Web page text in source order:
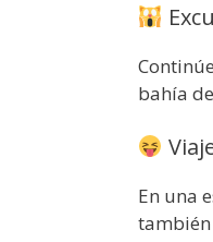
bahía
En una